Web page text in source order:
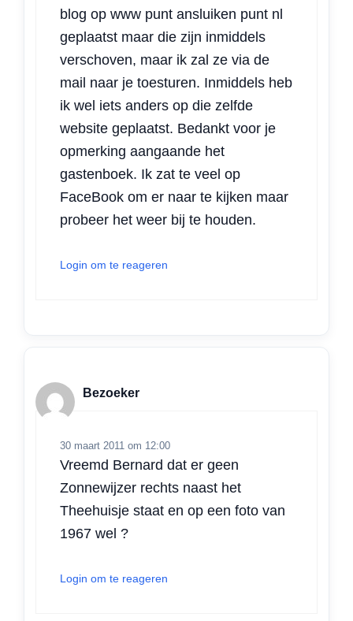
blog op www punt ansluiken punt nl
geplaatst maar die zijn inmiddels
verschoven, maar ik zal ze via de
mail naar je toesturen. Inmiddels heb
ik wel iets anders op die zelfde
website geplaatst. Bedankt voor je
opmerking aangaande het
gastenboek. Ik zat te veel op
FaceBook om er naar te kijken maar
probeer het weer bij te houden.
Login om te reageren
Bezoeker
30 maart 2011 om 12:00
Vreemd Bernard dat er geen
Zonnewijzer rechts naast het
Theehuisje staat en op een foto van
1967 wel ?
Login om te reageren